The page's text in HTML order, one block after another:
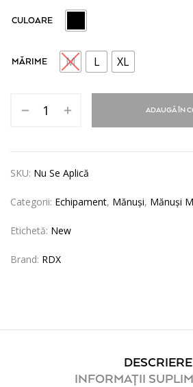
CULOARE
MĂRIME M L XL
ADAUGĂ ÎN
SKU: Nu Se Aplică
Categorii: Echipament, Mănuși, Mănuși
Etichetă: New
Brand: RDX
DESCRIERE
INFORMAȚII